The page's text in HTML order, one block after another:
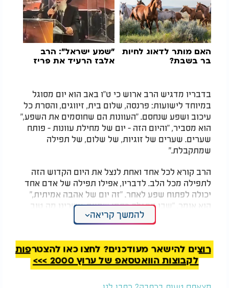
האם מותר לדאוג לחיות
בר בשבת?
"שמע ישראל": הרב
אלבז הרעיד את פריז
בדבריו מדגיש הרב ארוש כי ט"ו באב הוא יום מסוגל
במיוחד לישועות: פרנסה, שלום בית, זיווגים, והסרת כל
עיכוב ושפע שנחסם. "העוונות הם שחוסמים את השפע,"
הוא מסביר, "והיום הזה - יום של מחילת עוונות - פותח
שערים. שערים של זוגיות, של שלום, של תפילה
שמתקבלת."
הרב קורא לכל אחד ואחת לנצל את היום הקדוש הזה
לתפילה מכל הלב. לדבריו, אפילו תפילה של אדם אחד
יכולה לפתוח שפע לאחר. "זה יום של אהבה אמיתית,"
הוא אומר, "שבו מתגלה רחמי שמיים. אשרינו מה טוב
חלקנו, שזכינו למתנה כזו בכל שנה - עוד הזדמנות
לתיקון, לאחדות, לאהבה."
להמשך קריאה
רוצים להישאר מעודכנים? לחצו כאן להצטרפות
לקבוצות הוואטסאפ של ערוץ 2000 >>>